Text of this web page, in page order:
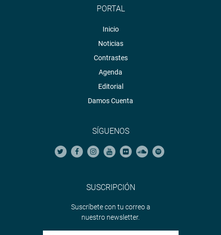
PORTAL
Inicio
Noticias
Contrastes
Agenda
Editorial
Damos Cuenta
SÍGUENOS
SUSCRIPCIÓN
Suscríbete con tu correo a
nuestro newsletter.